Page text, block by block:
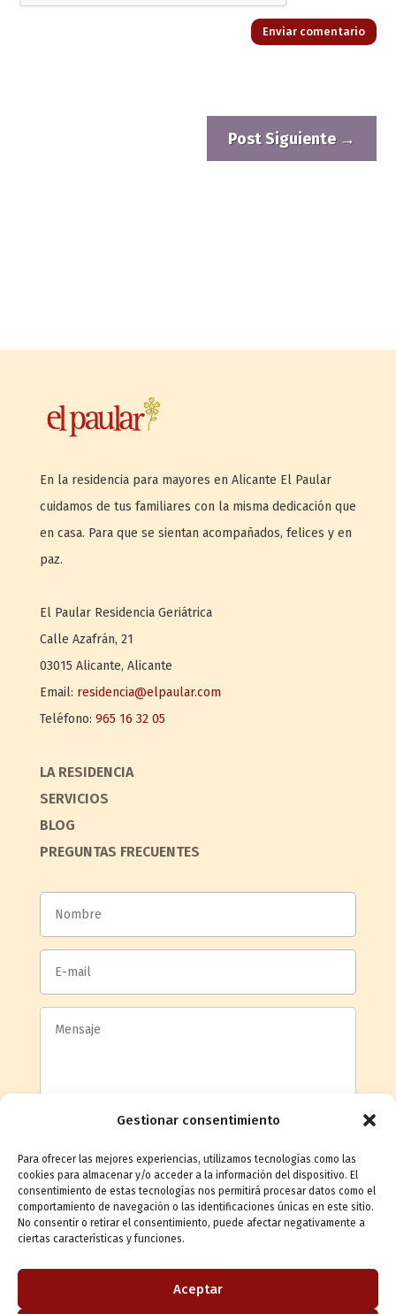
Gestionar consentimiento
Para ofrecer las mejores experiencias, utilizamos tecnologías como las
cookies para almacenar y/o acceder a la información del dispositivo. El
consentimiento de estas tecnologías nos permitirá procesar datos como el
comportamiento de navegación o las identificaciones únicas en este sitio.
No consentir o retirar el consentimiento, puede afectar negativamente a
ciertas características y funciones.
Aceptar
Enviar comentario
Post Siguiente→
En la residencia para mayores en Alicante El Paular
cuidamos de tus familiares con la misma dedicación que
en casa. Para que se sientan acompañados, felices y en
paz.
El Paular Residencia Geriátrica
Calle Azafrán, 21
03015 Alicante, Alicante
Email: residencia@elpaular.com
Teléfono: 965 16 32 05
LA RESIDENCIA
SERVICIOS
BLOG
PREGUNTAS FRECUENTES
Acepto lapolítica de privacidad
Enviar mensaje